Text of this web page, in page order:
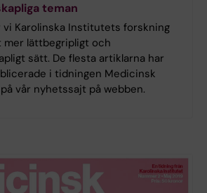
teman
vi Karolinska Institutets forskning
lättbegripligt och
sätt. De flesta artiklarna har
i tidningen Medicinsk
vår nyhetssajt på webben.